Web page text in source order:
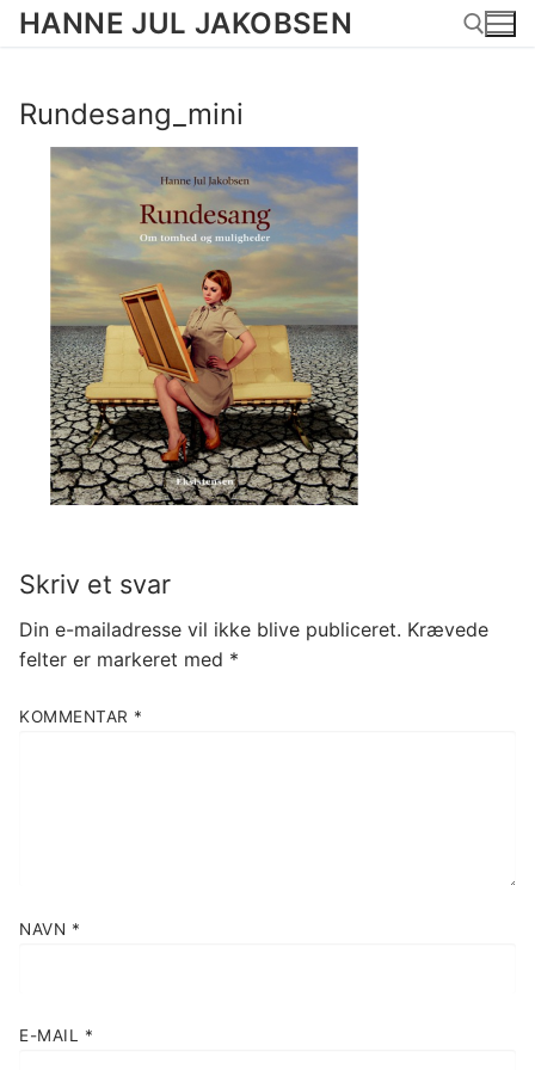
Spring
HANNE JUL JAKOBSEN
Rundesang_mini
Skriv et svar
Din e-mailadresse vil ikke blive publiceret. Krævede
felter er markeret med *
KOMMENTAR *
NAVN *
E-MAIL *